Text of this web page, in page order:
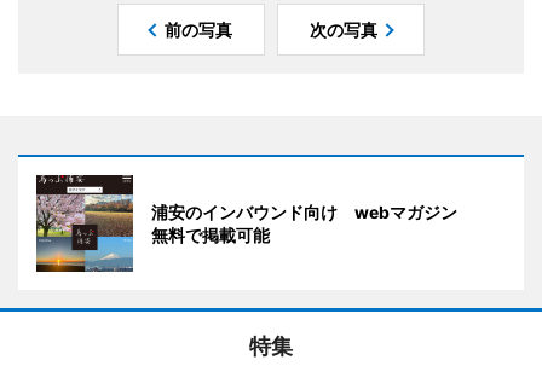
前の写真 次の写真
浦安のインバウンド向け webマガジン
無料で掲載可能
特集